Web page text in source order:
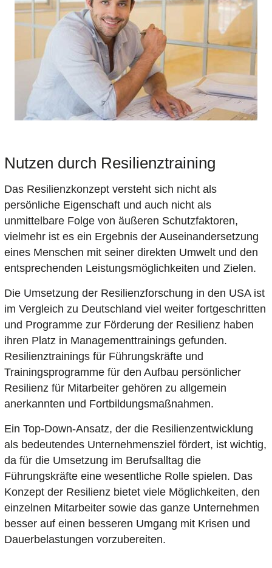
Nutzen durch Resilienztraining
Das Resilienzkonzept versteht sich nicht als
persönliche Eigenschaft und auch nicht als
unmittelbare Folge von äußeren Schutzfaktoren,
vielmehr ist es ein Ergebnis der Auseinandersetzung
eines Menschen mit seiner direkten Umwelt und den
entsprechenden Leistungsmöglichkeiten und Zielen.
Die Umsetzung der Resilienzforschung in den USA ist
im Vergleich zu Deutschland viel weiter fortgeschritten
und Programme zur Förderung der Resilienz haben
ihren Platz in Managementtrainings gefunden.
Resilienztrainings für Führungskräfte und
Trainingsprogramme für den Aufbau persönlicher
Resilienz für Mitarbeiter gehören zu allgemein
anerkannten und Fortbildungsmaßnahmen.
Ein Top-Down-Ansatz, der die Resilienzentwicklung
als bedeutendes Unternehmensziel fördert, ist wichtig,
da für die Umsetzung im Berufsalltag die
Führungskräfte eine wesentliche Rolle spielen. Das
Konzept der Resilienz bietet viele Möglichkeiten, den
einzelnen Mitarbeiter sowie das ganze Unternehmen
besser auf einen besseren Umgang mit Krisen und
Dauerbelastungen vorzubereiten.